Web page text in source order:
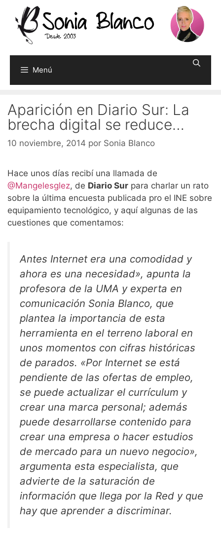
contenido
Menú
Aparición en Diario Sur: La
brecha digital se reduce…
10 noviembre, 2014 por Sonia Blanco
Hace unos días recibí una llamada de
@Mangelesglez, de Diario Sur para charlar un rato
sobre la última encuesta publicada pro el INE sobre
equipamiento tecnológico, y aquí algunas de las
cuestiones que comentamos:
Antes Internet era una comodidad y
ahora es una necesidad», apunta la
profesora de la UMA y experta en
comunicación Sonia Blanco, que
plantea la importancia de esta
herramienta en el terreno laboral en
unos momentos con cifras históricas
de parados. «Por Internet se está
pendiente de las ofertas de empleo,
se puede actualizar el currículum y
crear una marca personal; además
puede desarrollarse contenido para
crear una empresa o hacer estudios
de mercado para un nuevo negocio»,
argumenta esta especialista, que
advierte de la saturación de
información que llega por la Red y que
hay que aprender a discriminar.